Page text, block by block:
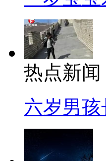
热点新闻
六岁男